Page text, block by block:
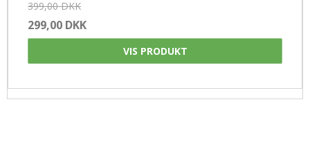
399,00 DKK
299,00 DKK
VIS PRODUKT